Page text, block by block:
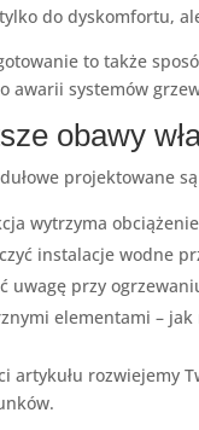
do dyskomfortu,
to także
awarii systemów
obawy
projektowane
wytrzyma
instalacje wodne
uwagę przy
elementami – jak
artykułu rozwiejemy